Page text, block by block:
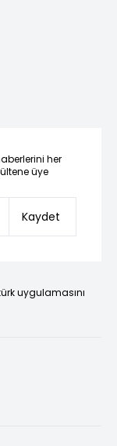
her
üye
Kaydet
uygulamasını